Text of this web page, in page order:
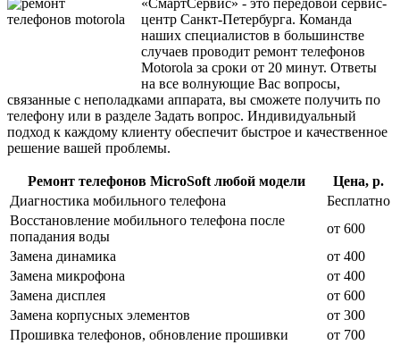
центр Санкт-Петербурга. Команда
наших специалистов в большинстве
случаев проводит ремонт телефонов
Motorola за сроки от 20 минут. Ответы
на все волнующие Вас вопросы,
связанные с неполадками аппарата, вы сможете получить по
телефону или в разделе Задать вопрос. Индивидуальный
подход к каждому клиенту обеспечит быстрое и качественное
решение вашей проблемы.
Ремонт телефонов MicroSoft любой модели
Цена, р.
Диагностика мобильного телефона
Бесплатно
Восстановление мобильного телефона после
попадания воды
от 600
Замена динамика
от 400
Замена микрофона
от 400
Замена дисплея
от 600
Замена корпусных элементов
от 300
Прошивка телефонов, обновление прошивки
от 700